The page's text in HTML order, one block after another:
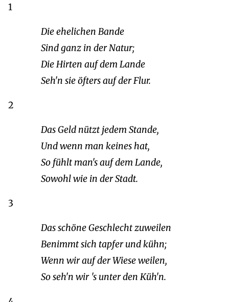
1
Die ehelichen Bande
Sind ganz in der Natur;
Die Hirten auf dem Lande
Seh'n sie öfters auf der Flur.
2
Das Geld nützt jedem Stande,
Und wenn man keines hat,
So fühlt man's auf dem Lande,
Sowohl wie in der Stadt.
3
Das schöne Geschlecht zuweilen
Benimmt sich tapfer und kühn;
Wenn wir auf der Wiese weilen,
So seh'n wir 's unter den Küh'n.